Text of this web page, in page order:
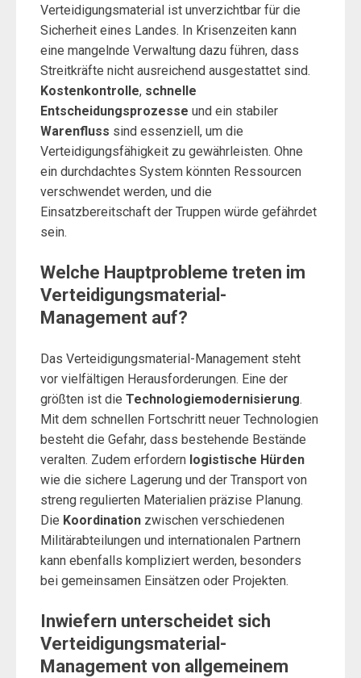
Verteidigungsmaterial ist unverzichtbar für die
Sicherheit eines Landes. In Krisenzeiten kann
eine mangelnde Verwaltung dazu führen, dass
Streitkräfte nicht ausreichend ausgestattet sind.
Kostenkontrolle, schnelle
Entscheidungsprozesse und ein stabiler
Warenfluss sind essenziell, um die
Verteidigungsfähigkeit zu gewährleisten. Ohne
ein durchdachtes System könnten Ressourcen
verschwendet werden, und die
Einsatzbereitschaft der Truppen würde gefährdet
sein.
Welche Hauptprobleme treten im
Verteidigungsmaterial-
Management auf?
Das Verteidigungsmaterial-Management steht
vor vielfältigen Herausforderungen. Eine der
größten ist die Technologiemodernisierung.
Mit dem schnellen Fortschritt neuer Technologien
besteht die Gefahr, dass bestehende Bestände
veralten. Zudem erfordern logistische Hürden
wie die sichere Lagerung und der Transport von
streng regulierten Materialien präzise Planung.
Die Koordination zwischen verschiedenen
Militärabteilungen und internationalen Partnern
kann ebenfalls kompliziert werden, besonders
bei gemeinsamen Einsätzen oder Projekten.
Inwiefern unterscheidet sich
Verteidigungsmaterial-
Management von allgemeinem